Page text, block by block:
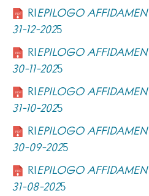
RI EPILOGO
31-12-2025
RI EPILOGO
30-11-2025
RI EPILOGO
31-10-2025
RI EPILOGO
30-09-2025
RI EPILOGO
31-08-2025